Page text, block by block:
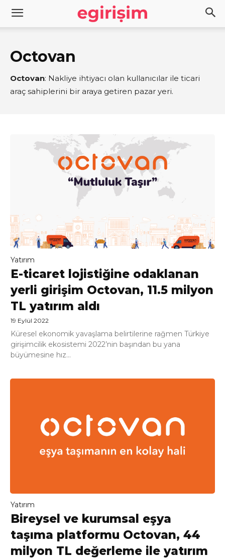
Octovan
Octovan: Nakliye ihtiyacı olan kullanıcılar ile ticari
araç sahiplerini bir araya getiren pazar yeri.
Yatırım
E-ticaret lojistiğine odaklanan
yerli girişim Octovan, 11.5 milyon
TL yatırım aldı
19 Eylül 2022
Küresel ekonomik yavaşlama belirtilerine rağmen Türkiye
girişimcilik ekosistemi 2022’nin başından bu yana
büyümesine hız...
Yatırım
Bireysel ve kurumsal eşya
taşıma platformu Octovan, 44
milyon TL değerleme ile yatırım